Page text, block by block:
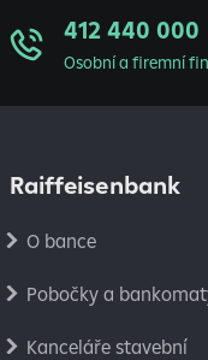
412 440 000
Osobní a firemní
Raiffeisenbank
O bance
Pobočky a
Kanceláře stavební